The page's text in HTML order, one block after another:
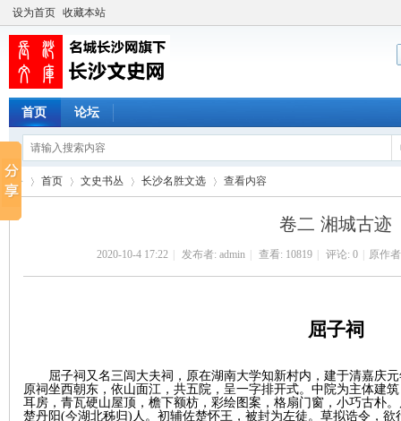
设为首页 收藏本站
首页 论坛
首页 文史书丛
›
长沙名胜文选
›
查看内容
卷二 湘城古迹
2020-10-4 17:22 发布者: admin 查看: 10819 评论: 0 原作
屈子祠
屈子祠又名三闾大夫祠，原在湖南大学知新村内，建于清嘉庆
原祠坐西朝东，依山面江，共五院，呈一字排开式。中院为主体建
耳房，青瓦硬山屋顶，檐下额枋，彩绘图案，格扇门窗，小巧古朴
楚丹阳(今湖北秭归)人。初辅佐楚怀王，被封为左徒。草拟诰令，